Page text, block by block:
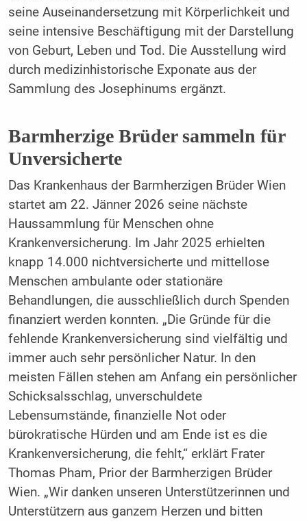
seine Auseinandersetzung mit Körperlichkeit und
seine intensive Beschäftigung mit der Darstellung
von Geburt, Leben und Tod. Die Ausstellung wird
durch medizinhistorische Exponate aus der
Sammlung des Josephinums ergänzt.
Barmherzige Brüder sammeln für
Unversicherte
Das Krankenhaus der Barmherzigen Brüder Wien
startet am 22. Jänner 2026 seine nächste
Haussammlung für Menschen ohne
Krankenversicherung. Im Jahr 2025 erhielten
knapp 14.000 nichtversicherte und mittellose
Menschen ambulante oder stationäre
Behandlungen, die ausschließlich durch Spenden
finanziert werden konnten. „Die Gründe für die
fehlende Krankenversicherung sind vielfältig und
immer auch sehr persönlicher Natur. In den
meisten Fällen stehen am Anfang ein persönlicher
Schicksalsschlag, unverschuldete
Lebensumstände, finanzielle Not oder
bürokratische Hürden und am Ende ist es die
Krankenversicherung, die fehlt,“ erklärt Frater
Thomas Pham, Prior der Barmherzigen Brüder
Wien. „Wir danken unseren Unterstützerinnen und
Unterstützern aus ganzem Herzen und bitten